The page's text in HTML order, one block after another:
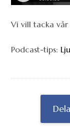
Vi vill tacka vår
Podcast-tips: